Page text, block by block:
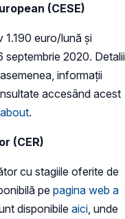
(CESE)
1.190 euro/lună și
septembrie 2020. Detalii
informații
accesând acest
.
(CER)
cu stagiile oferite de
pe pagina web a
disponibile aici , unde